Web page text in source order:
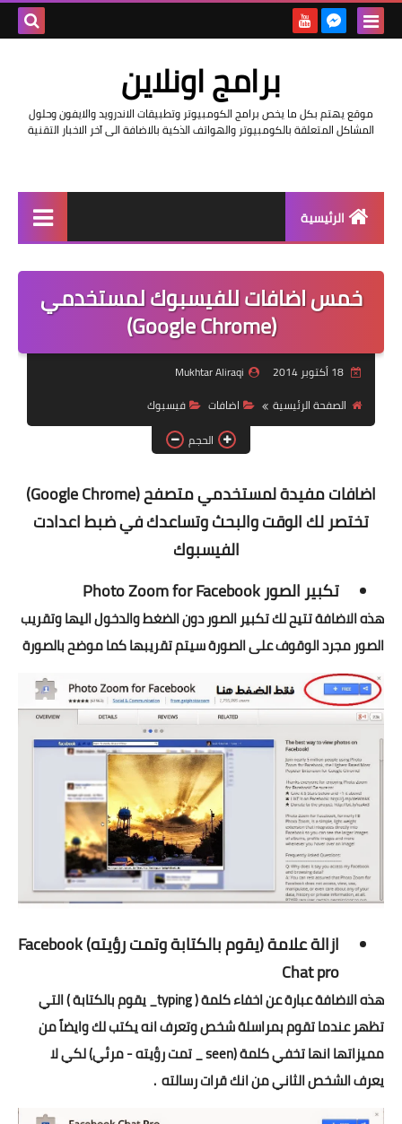
برامج اونلاين
موقع يهتم بكل ما يخص برامج الكومبيوتر وتطبيقات الاندرويد والايفون وحلول
المشاكل المتعلقة بالكومبيوتر والهواتف الذكية بالاضافة الى آخر الاخبار التقنية
الرئيسية
مراجعات
حماية
اندرويد
آيفون
ويندوز
دروس
انترنت
فيسبوك
بلوجر
مقالات
العاب
تطبيقات
العملات الرقمية
خمس اضافات للفيسبوك لمستخدمي
(Google Chrome)
18 أكتوبر 2014
Mukhtar Aliraqi
الصفحة الرئيسية
اضافات
فيسبوك
الحجم
اضافات مفيدة لمستخدمي متصفح (Google Chrome)
تختصر لك الوقت والبحث وتساعدك في ضبط اعدادت
الفيسبوك
تكبير الصورPhoto Zoom for Facebook
هذه الاضافة تتيح لك تكبير الصور دون الضغط والدخول اليها وتقريب
الصور مجرد الوقوف على الصورة سيتم تقريبها كما موضح بالصورة
ازالة علامة (يقوم بالكتابة وتمت رؤيته)Facebook
Chat pro
هذه الاضافة عبارة عن اخفاء كلمة ( typing_ يقوم بالكتابة ) التي
تظهر عندما تقوم بمراسلة شخص وتعرف انه يكتب لك وايضاًمن
مميزاتها انها تخفي كلمة (seen _ تمت رؤيته - مرئي) لكي لا
يعرف الشخص الثاني من انك قرات رسالته .